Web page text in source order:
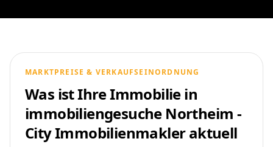
MARKTPREISE & VERKAUFSEINORDNUNG
Was ist Ihre Immobilie in
immobiliengesuche Northeim -
City Immobilienmakler aktuell